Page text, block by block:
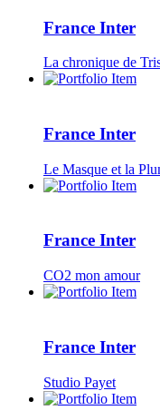
France Inter
La chronique de
France Inter
Le Masque et la
France Inter
CO2 mon amour
France Inter
Studio Payet